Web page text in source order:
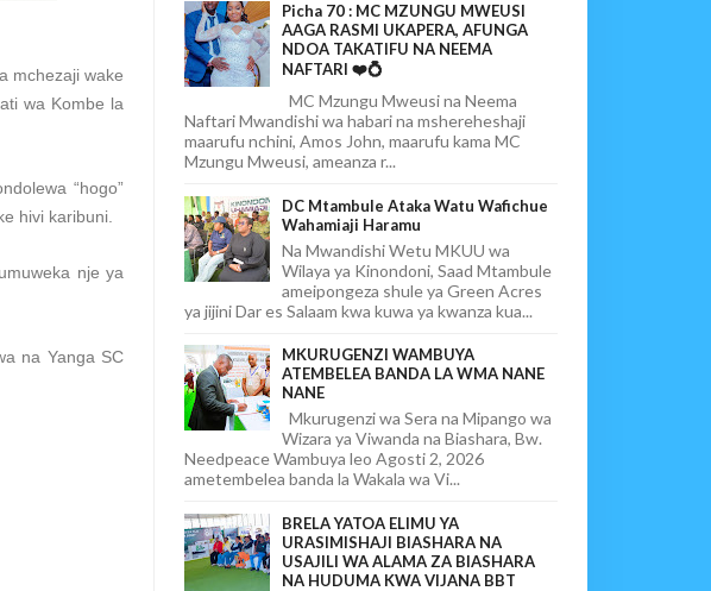
mchezaji wake
wa Kombe la
“hogo”
hivi karibuni.
nje ya
na Yanga SC
Picha 70 : MC MZUNGU MWEUSI
AAGA RASMI UKAPERA, AFUNGA
NDOA TAKATIFU NA NEEMA
NAFTARI ❤️💍
MC Mzungu Mweusi na Neema
Naftari Mwandishi wa habari na mshereheshaji
maarufu nchini, Amos John, maarufu kama MC
Mzungu Mweusi, ameanza r...
DC Mtambule Ataka Watu Wafichue
Wahamiaji Haramu
Na Mwandishi Wetu MKUU wa
Wilaya ya Kinondoni, Saad Mtambule
ameipongeza shule ya Green Acres
ya jijini Dar es Salaam kwa kuwa ya kwanza kua...
MKURUGENZI WAMBUYA
ATEMBELEA BANDA LA WMA NANE
NANE
Mkurugenzi wa Sera na Mipango wa
Wizara ya Viwanda na Biashara, Bw.
Needpeace Wambuya leo Agosti 2, 2026
ametembelea banda la Wakala wa Vi...
BRELA YATOA ELIMU YA
URASIMISHAJI BIASHARA NA
USAJILI WA ALAMA ZA BIASHARA
NA HUDUMA KWA VIJANA BBT